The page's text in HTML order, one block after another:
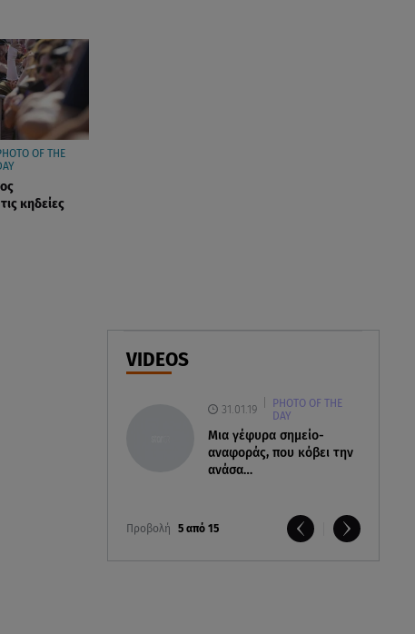
οδύνη» - Τι λέει η οικογένεια της
Λίζα
Μπαντέρας: «Η καρδιακή
προσβολή ήταν το καλύτερο
VIDEOS
31.01.19
PHOTO OF THE
DAY
Μια γέφυρα σημείο-
αναφοράς, που κόβει την
ανάσα…
Προβολή 5 από 15
OF THE
κηδείες